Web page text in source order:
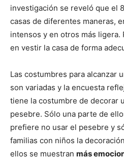
investigación se reveló que el
casas de diferentes maneras,
intensos y en otros más
en vestir la casa de forma
Las costumbres para alcanzar
son variadas y la encuesta
tiene la costumbre de decorar
pesebre. Sólo una parte de
prefiere no usar el pesebre y
familias con niños la
ellos se muestran más